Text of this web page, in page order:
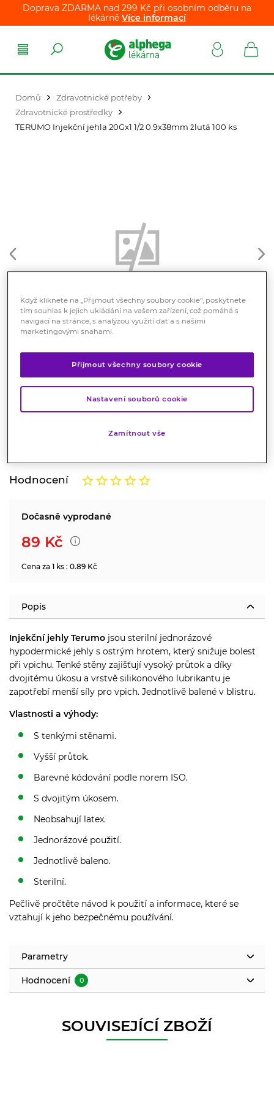
Doprava ZDARMA nad 299 Kč při osobním odběru na
lékárně Více informací
Domů
Zdravotnické potřeby
Zdravotnické prostředky
TERUMO Injekční jehla 20Gx1 1/2 0.9x38mm žlutá 100 ks
TERUMO Injekční jehla 20Gx1 1/2
0.9x38mm žlutá 100 ks
Sterilní jednorázové hypodermické jehly.
Značka:Terumo
Hodnocení
Dočasně vyprodané
89 Kč
Cena za 1 ks : 0.89 Kč
Popis
Injekční jehly Terumo jsou sterilní jednorázové
hypodermické jehly s ostrým hrotem, který snižuje bolest
při vpichu. Tenké stěny zajišťují vysoký průtok a díky
dvojitému úkosu a vrstvě silikonového lubrikantu je
zapotřebí menší síly pro vpich. Jednotlivě balené v blistru.
Vlastnosti a výhody:
S tenkými stěnami.
Vyšší průtok.
Barevné kódování podle norem ISO.
S dvojitým úkosem.
Neobsahují latex.
Jednorázové použití.
Jednotlivě baleno.
Sterilní.
Pečlivě pročtěte návod k použití a informace, které se
vztahují k jeho bezpečnému používání.
Parametry
Hodnocení 0
SOUVISEJÍCÍ ZBOŽÍ
Když kliknete na „Přijmout všechny soubory cookie“, poskytnete
tím souhlas k jejich ukládání na vašem zařízení, což pomáhá s
navigací na stránce, s analýzou využití dat a s našimi
marketingovými snahami.
Přijmout všechny soubory cookie
Nastavení souborů cookie
Zamítnout vše